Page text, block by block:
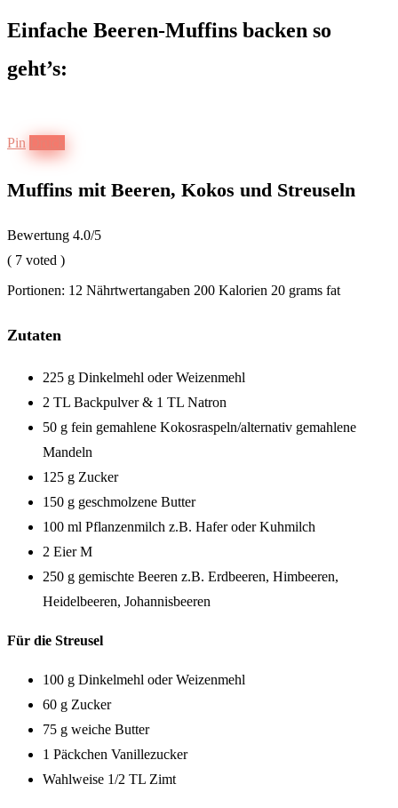
Einfache Beeren-Muffins backen so
geht’s:
Pin
Muffins mit Beeren, Kokos und Streuseln
Bewertung 4.0/5
( 7 voted )
Portionen: 12 Nährtwertangaben 200 Kalorien 20 grams fat
Zutaten
225 g Dinkelmehl oder Weizenmehl
2 TL Backpulver & 1 TL Natron
50 g fein gemahlene Kokosraspeln/alternativ gemahlene
Mandeln
125 g Zucker
150 g geschmolzene Butter
100 ml Pflanzenmilch z.B. Hafer oder Kuhmilch
2 Eier M
250 g gemischte Beeren z.B. Erdbeeren, Himbeeren,
Heidelbeeren, Johannisbeeren
Für die Streusel
100 g Dinkelmehl oder Weizenmehl
60 g Zucker
75 g weiche Butter
1 Päckchen Vanillezucker
Wahlweise 1/2 TL Zimt